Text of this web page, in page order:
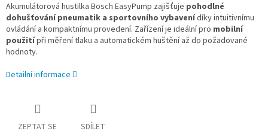
Akumulátorová hustilka Bosch EasyPump zajišťuje pohodlné
dohušťování pneumatik a sportovního vybavenídíky intuitivnímu
ovládání a kompaktnímu provedení. Zařízení je ideální pro mobilní
použitípři měření tlaku a automatickém huštění až do požadované
hodnoty.
Detailní informace
ZEPTAT SE SDÍLET